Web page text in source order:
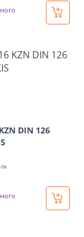
DIN 126
/tk